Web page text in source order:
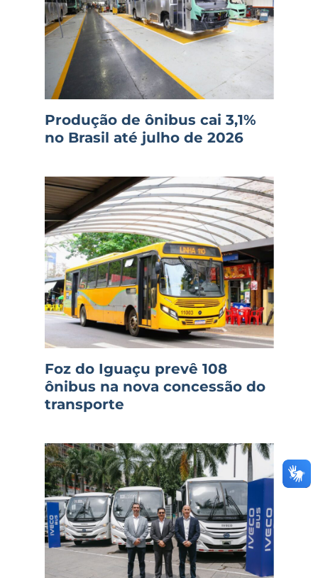
Produção de ônibus cai 3,1%
no Brasil até julho de 2026
Foz do Iguaçu prevê 108
ônibus na nova concessão do
transporte